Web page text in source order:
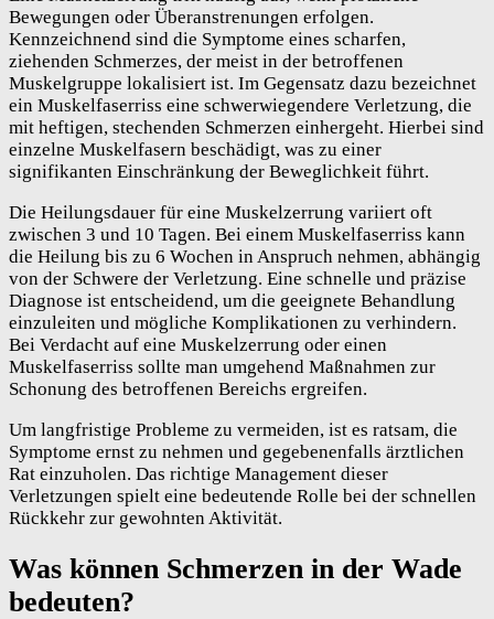
Bewegungen oder Überanstrenungen erfolgen.
Kennzeichnend sind die Symptome eines scharfen,
ziehenden Schmerzes, der meist in der betroffenen
Muskelgruppe lokalisiert ist. Im Gegensatz dazu bezeichnet
ein Muskelfaserriss eine schwerwiegendere Verletzung, die
mit heftigen, stechenden Schmerzen einhergeht. Hierbei sind
einzelne Muskelfasern beschädigt, was zu einer
signifikanten Einschränkung der Beweglichkeit führt.
Die Heilungsdauer für eine Muskelzerrung variiert oft
zwischen 3 und 10 Tagen. Bei einem Muskelfaserriss kann
die Heilung bis zu 6 Wochen in Anspruch nehmen, abhängig
von der Schwere der Verletzung. Eine schnelle und präzise
Diagnose ist entscheidend, um die geeignete Behandlung
einzuleiten und mögliche Komplikationen zu verhindern.
Bei Verdacht auf eine Muskelzerrung oder einen
Muskelfaserriss sollte man umgehend Maßnahmen zur
Schonung des betroffenen Bereichs ergreifen.
Um langfristige Probleme zu vermeiden, ist es ratsam, die
Symptome ernst zu nehmen und gegebenenfalls ärztlichen
Rat einzuholen. Das richtige Management dieser
Verletzungen spielt eine bedeutende Rolle bei der schnellen
Rückkehr zur gewohnten Aktivität.
Was können Schmerzen in der Wade
bedeuten?